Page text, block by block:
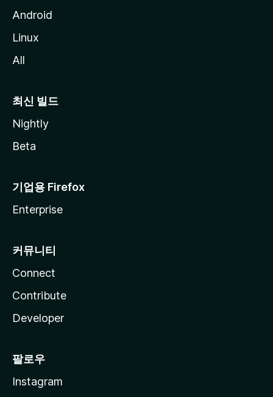
Android
Linux
All
최신 빌드
Nightly
Beta
기업용 Firefox
Enterprise
커뮤니티
Connect
Contribute
Developer
팔로우
Instagram